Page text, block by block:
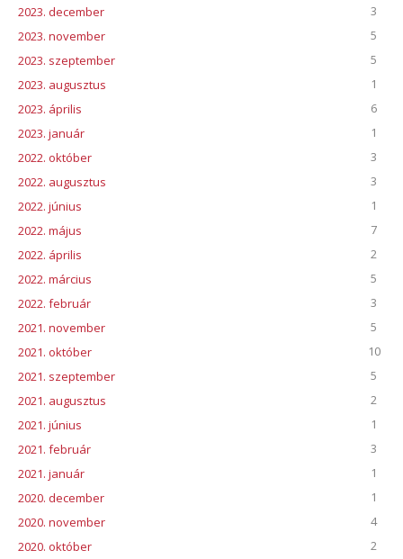
2023. december
3
2023. november
5
2023. szeptember
5
2023. augusztus
1
2023. április
6
2023. január
1
2022. október
3
2022. augusztus
3
2022. június
1
2022. május
7
2022. április
2
2022. március
5
2022. február
3
2021. november
5
2021. október
10
2021. szeptember
5
2021. augusztus
2
2021. június
1
2021. február
3
2021. január
1
2020. december
1
2020. november
4
2020. október
2